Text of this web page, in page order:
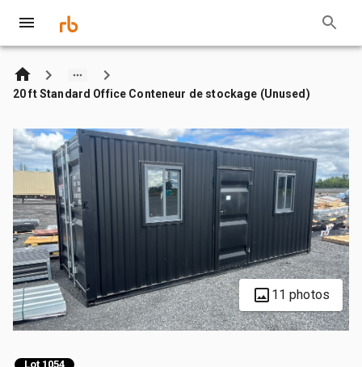
20 ft Standard Office Conteneur de stockage (Unused)
11 photos
Lot 1054